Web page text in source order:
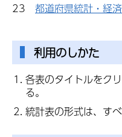
23 都道府県統計・経
利用のしかた
各表のタイトルをク
る。
統計表の形式は、す